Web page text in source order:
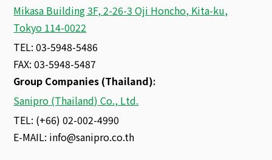
Mikasa Building 3F, 2-26-3 Oji Honcho, Kita-ku,
Tokyo 114-0022
TEL: 03-5948-5486
FAX: 03-5948-5487
Group Companies (Thailand):
Sanipro (Thailand) Co., Ltd.
TEL: (+66) 02-002-4990
E-MAIL: info@sanipro.co.th